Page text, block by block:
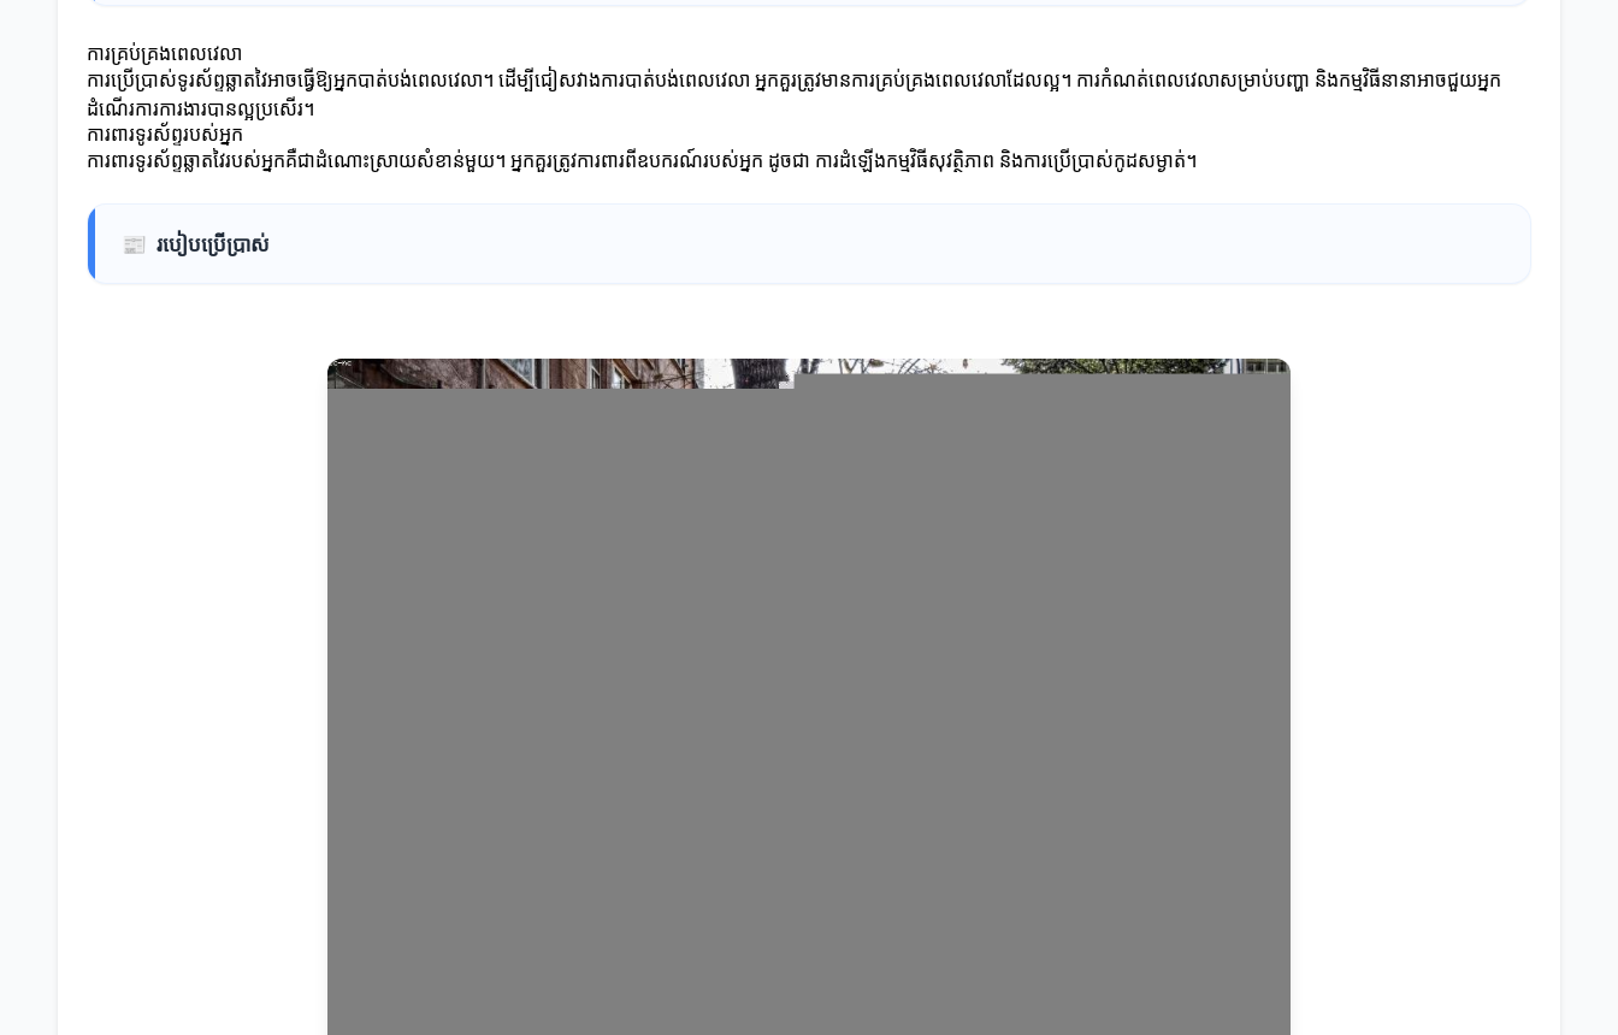
ការគ្រប់គ្រងពេលវេលា
ការប្រើប្រាស់ទូរស័ព្ទឆ្លាតវៃអាចធ្វើឱ្យអ្នកបាត់បង់ពេលវេលា។ ដើម្បីជៀសវាងការបាត់បង់ពេលវេលា អ្នកគួរត្រូវមានការគ្រប់គ្រងពេលវេលាដែលល្អ។ ការកំណត់ពេលវេលាសម្រាប់បញ្ហា និងកម្មវិធីនានាអាចជួយអ្នក
ដំណើរការការងារបានល្អប្រសើរ។
ការពារទូរស័ព្ទរបស់អ្នក
ការពារទូរស័ព្ទឆ្លាតវៃរបស់អ្នកគឺជាដំណោះស្រាយសំខាន់មួយ។ អ្នកគួរត្រូវការពារពីឧបករណ៍របស់អ្នក ដូចជា ការដំឡើងកម្មវិធីសុវត្ថិភាព និងការប្រើប្រាស់កូដសម្ងាត់។
📰 របៀបប្រើប្រាស់